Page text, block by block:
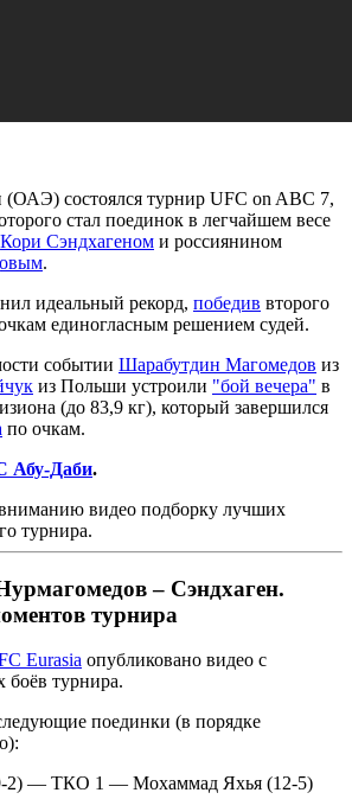
(ОАЭ) состоялся турнир UFC on ABC 7,
стал поединок в легчайшем весе
Кори Сэндхагеном и россиянином
.
идеальный рекорд, победив второго
единогласным решением судей.
событии Шарабутдин Магомедов из
из Польши устроили "бой вечера" в
(до 83,9 кг), который завершился
по очкам.
Абу-Даби.
видео подборку лучших
турнира.
– Сэндхаген.
турнира
Eurasia опубликовано видео с
турнира.
поединки (в порядке
2) — ТКО 1 — Мохаммад Яхья (12-5)